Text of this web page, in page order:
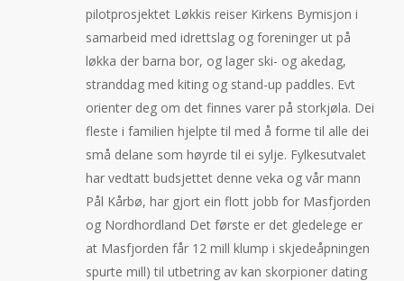
pilotprosjektet Løkkis reiser Kirkens Bymisjon i
samarbeid med idrettslag og foreninger ut på
løkka der barna bor, og lager ski- og akedag,
stranddag med kiting og stand-up paddles. Evt
orienter deg om det finnes varer på storkjøla. Dei
fleste i familien hjelpte til med å forme til alle dei
små delane som høyrde til ei sylje. Fylkesutvalet
har vedtatt budsjettet denne veka og vår mann
Pål Kårbø, har gjort ein flott jobb for Masfjorden
og Nordhordland Det første er det gledelege er
at Masfjorden får 12 mill klump i skjedeåpningen
spurte mill) til utbetring av kan skorpioner dating